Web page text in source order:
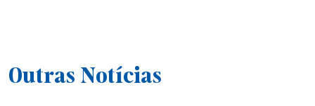
Outras Notícias